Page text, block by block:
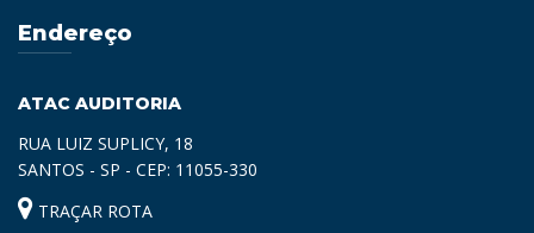
Endereço
ATAC AUDITORIA
RUA LUIZ SUPLICY, 18
SANTOS - SP - CEP: 11055-330
TRAÇAR ROTA